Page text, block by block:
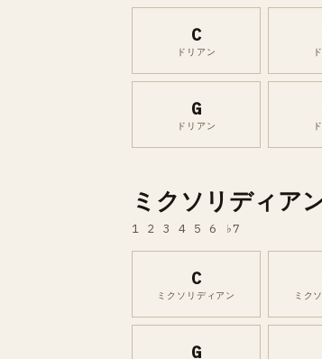
C
ドリアン
G
ドリアン
ミクソリディア
1 2 3 4 5 6 ♭7
C
ミクソリディアン ミク
G